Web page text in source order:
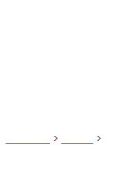
> >